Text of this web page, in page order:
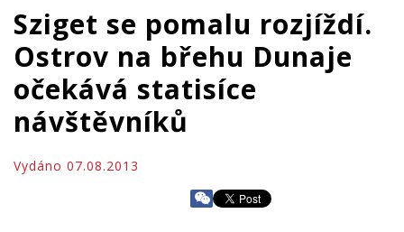
Sziget se pomalu rozjíždí.
Ostrov na břehu Dunaje
očekává statisíce
návštěvníků
Vydáno 07.08.2013